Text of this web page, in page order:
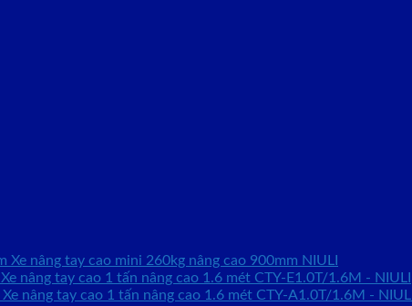
Xe nâng tay cao mini 260kg nâng cao 900mm NIULI
Xe nâng tay cao 1 tấn nâng cao 1.6 mét CTY-E1.0T/1.6M - NIULI
Xe nâng tay cao 1 tấn nâng cao 1.6 mét CTY-A1.0T/1.6M - NIULI